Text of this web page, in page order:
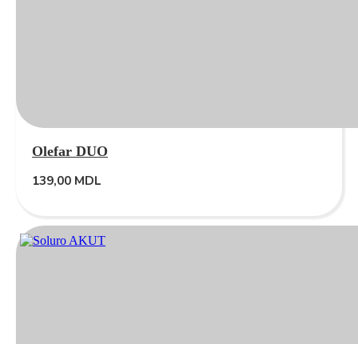
Olefar DUO
139,00 MDL